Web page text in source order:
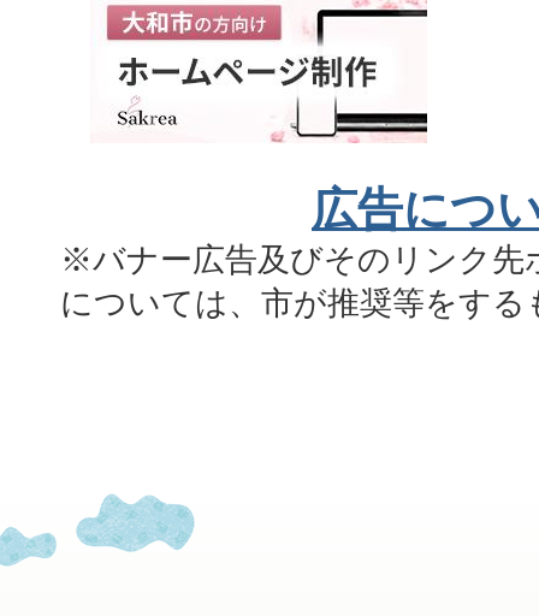
広告につ
※バナー広告及びそのリンク先
については、市が推奨等をす